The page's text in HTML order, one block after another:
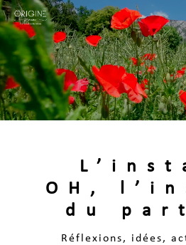
OH,
du
Réflexions, idées,